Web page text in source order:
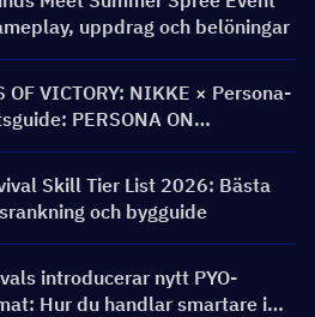
uppdrag och belöningar
OF VICTORY: NIKKE × Persona-
PERSONA ON
event, karaktärer, banners
Skill Tier List 2026: Bästa
och bygguide
introducerar nytt PYO-
Hur du handlar smartare i